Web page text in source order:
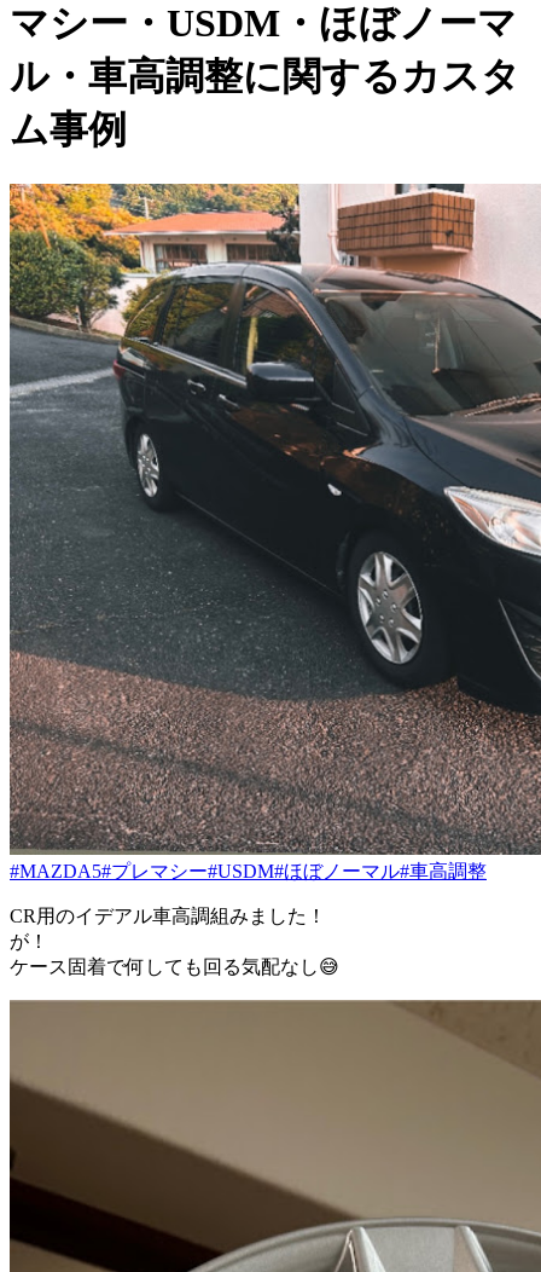
マシー・USDM・ほぼノーマ
ル・車高調整に関するカスタ
ム事例
#MAZDA5#プレマシー#USDM#ほぼノーマル#車高調整
CR用のイデアル車高調組みました！
が！
ケース固着で何しても回る気配なし😅